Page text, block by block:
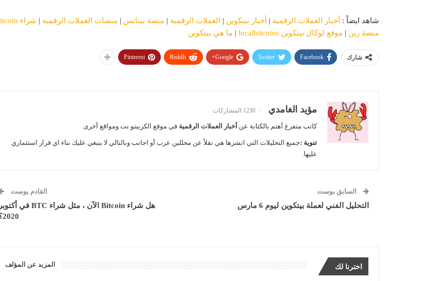
شاهد ايضاً : أخبار العملات الرقمية | أخبار بيتكوين | العملات الرقمية | منصة بينانس | منصات العملات الرقمية | شراء bitcoin
منصة رين | موقع لوكال بيتكوين localbitcoins | ما هي بيتكوين
شارك Facebook
Twitter
Google+
ReddIt
Pinterest
مؤيد الغامدي 1230 المشاركات
كاتب متفرغ أهتم بالكتابة عن أخبار العملات الرقمية في موقع الكريبتو.نت ومواقع أخرى
تنوية :جميع التحليلات التي انشرها هي نقلاً عن محللين عرب أو اجانب وبالتالي لا ينبغي عليك بناء اي قرار استثماري
عليها.
السابق بوست
التحليل الفني لعملة بيتكوين ليوم 6 مارس
القادم بوست
هل شراء Bitcoin الآن ، مثل شراء BTC في أكتوبر
2020؟
اخترنا لك المزيد عن المؤلف